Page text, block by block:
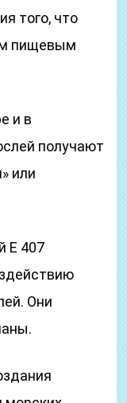
того, что
пищевым
и в
получают
или
Е 407
Они